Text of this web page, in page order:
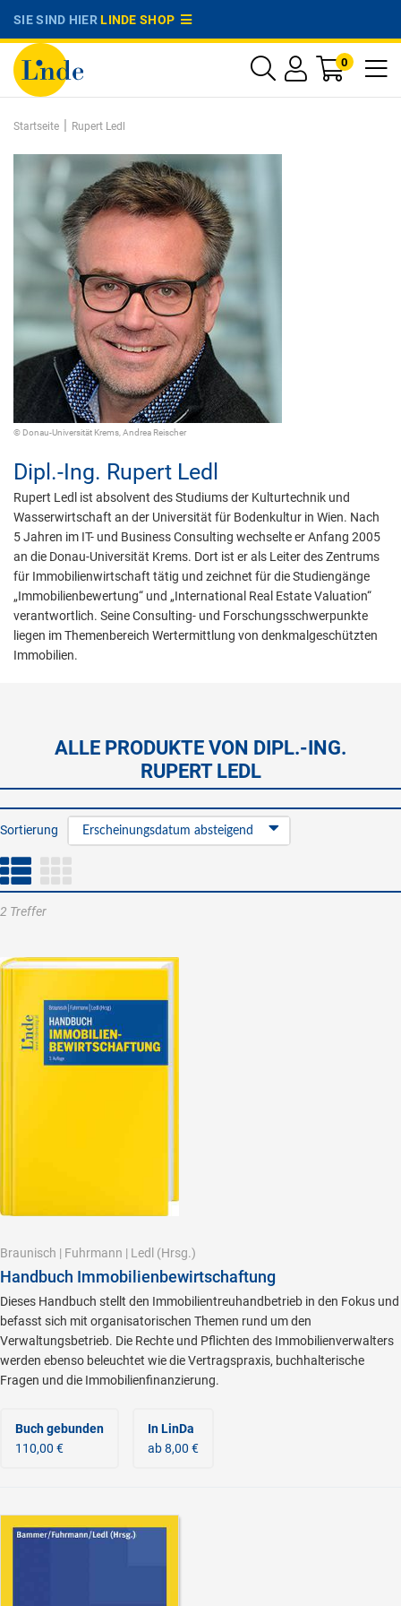
SIE SIND HIERLINDE SHOP
0
Startseite | Rupert Ledl
© Donau-Universität Krems, Andrea Reischer
Dipl.-Ing. Rupert Ledl
Rupert Ledl ist absolvent des Studiums der Kulturtechnik und
Wasserwirtschaft an der Universität für Bodenkultur in Wien. Nach
5 Jahren im IT- und Business Consulting wechselte er Anfang 2005
an die Donau-Universität Krems. Dort ist er als Leiter des Zentrums
für Immobilienwirtschaft tätig und zeichnet für die Studiengänge
„Immobilienbewertung“ und „International Real Estate Valuation“
verantwortlich. Seine Consulting- und Forschungsschwerpunkte
liegen im Themenbereich Wertermittlung von denkmalgeschützten
Immobilien.
ALLE PRODUKTE VON DIPL.-ING.
RUPERT LEDL
Sortierung Erscheinungsdatum absteigend
2 Treffer
Braunisch | Fuhrmann | Ledl (Hrsg.)
Handbuch Immobilienbewirtschaftung
Dieses Handbuch stellt den Immobilientreuhandbetrieb in den Fokus und
befasst sich mit organisatorischen Themen rund um den
Verwaltungsbetrieb. Die Rechte und Pflichten des Immobilienverwalters
werden ebenso beleuchtet wie die Vertragspraxis, buchhalterische
Fragen und die Immobilienfinanzierung.
Buch gebunden
110,00 €
In LinDa
ab 8,00 €